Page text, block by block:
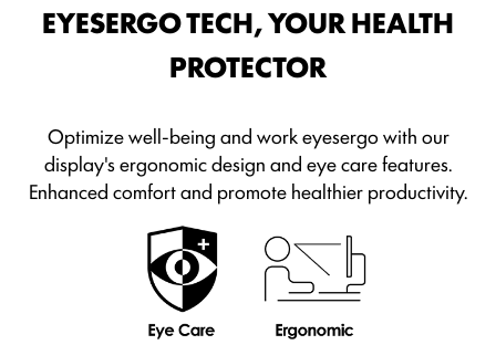
EYESERGO TECH, YOUR HEALTH
PROTECTOR
Optimize well-being and work eyesergo with our
display's ergonomic design and eye care features.
Enhanced comfort and promote healthier productivity.